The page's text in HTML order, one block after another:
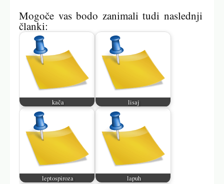
Mogoče vas bodo zanimali tudi naslednji
članki:
kača lisaj
leptospiroza lapuh